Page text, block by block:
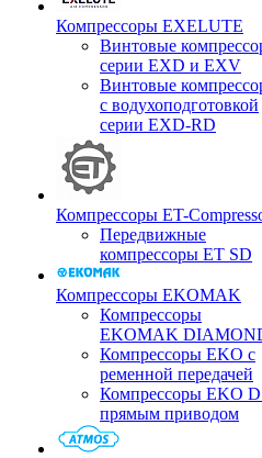
Компрессоры EXELUTE
Винтовые
серии EXD и EXV
Винтовые
с водухоподготовкой
серии EXD-RD
Компрессоры ET-
Передвижные
компрессоры ET SD
Компрессоры EKOMAK
Компрессоры
EKOMAK
Компрессоры EKO c
ременной передачей
Компрессоры EKO D
прямым приводом